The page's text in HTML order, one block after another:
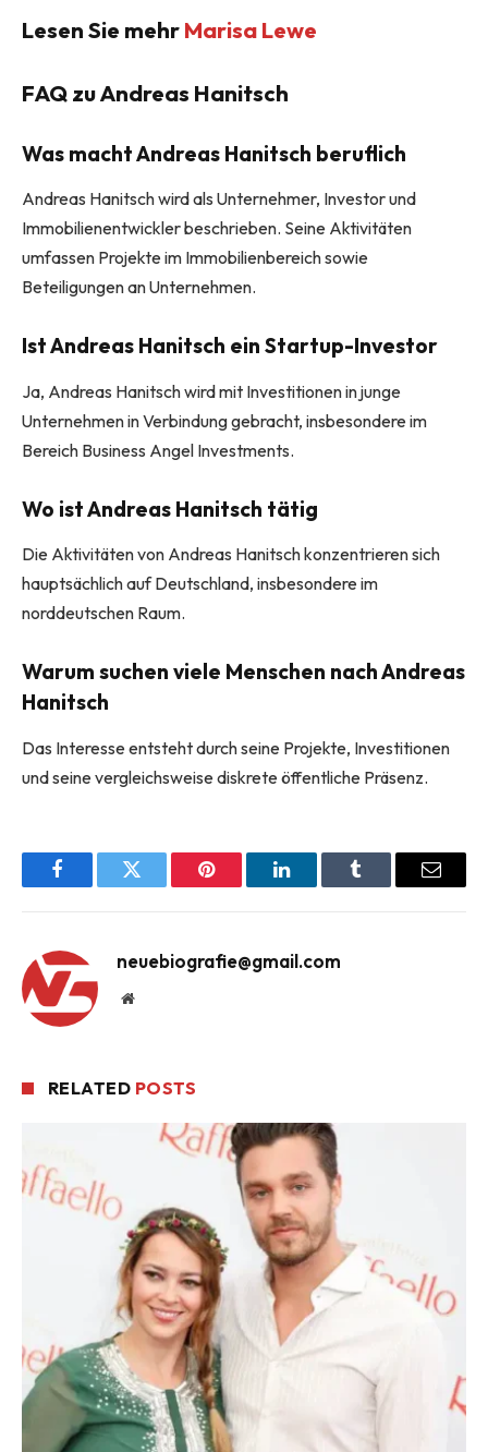
Lesen Sie mehr Marisa Lewe
FAQ zu Andreas Hanitsch
Was macht Andreas Hanitsch beruflich
Andreas Hanitsch wird als Unternehmer, Investor und
Immobilienentwickler beschrieben. Seine Aktivitäten
umfassen Projekte im Immobilienbereich sowie
Beteiligungen an Unternehmen.
Ist Andreas Hanitsch ein Startup-Investor
Ja, Andreas Hanitsch wird mit Investitionen in junge
Unternehmen in Verbindung gebracht, insbesondere im
Bereich Business Angel Investments.
Wo ist Andreas Hanitsch tätig
Die Aktivitäten von Andreas Hanitsch konzentrieren sich
hauptsächlich auf Deutschland, insbesondere im
norddeutschen Raum.
Warum suchen viele Menschen nach Andreas
Hanitsch
Das Interesse entsteht durch seine Projekte, Investitionen
und seine vergleichsweise diskrete öffentliche Präsenz.
FacebookTwitter Pinterest LinkedInTumblr Email
neuebiografie@gmail.com
Website
RELATED POSTS